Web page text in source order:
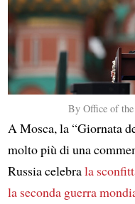
By Office of
A Mosca, la “Giornata
molto più di una
Russia celebrala
la seconda guerra